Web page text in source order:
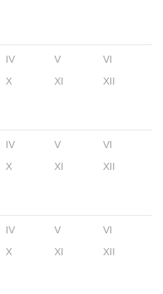
IV V
VI
X XI XII
IV V
VI
X XI XII
IV V
VI
X XI XII